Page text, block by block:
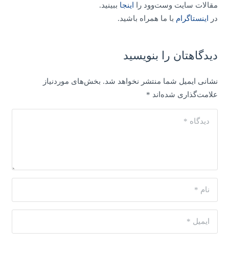
مقالات سایت وست‌وود را
اینجا ببینید.
در
اینستاگرام با ما همراه باشید.
دیدگاهتان را بنویسید
نشانی ایمیل شما منتشر نخواهد شد. بخش‌های موردنیاز
علامت‌گذاری شده‌اند *